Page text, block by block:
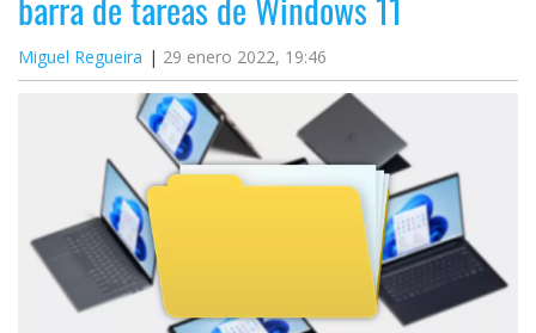
Apps
Plataformas
streaming
Operadores
Miguel Regueira 29 enero 2022, 19:46